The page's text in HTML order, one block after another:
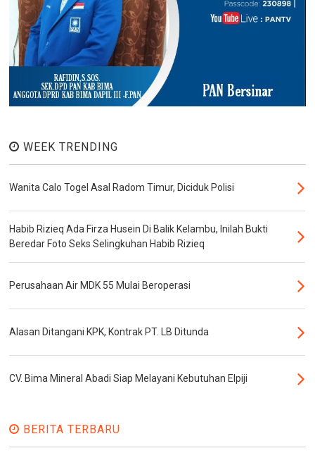
WEEK TRENDING
Wanita Calo Togel Asal Radom Timur, Diciduk Polisi
Habib Rizieq Ada Firza Husein Di Balik Kelambu, Inilah Bukti
Beredar Foto Seks Selingkuhan Habib Rizieq
Perusahaan Air MDK 55 Mulai Beroperasi
Alasan Ditangani KPK, Kontrak PT. LB Ditunda
CV. Bima Mineral Abadi Siap Melayani Kebutuhan Elpiji
BERITA TERBARU